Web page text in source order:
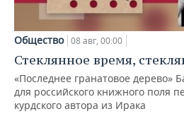
Общество 08 авг, 00:00
Стеклянное время,
«Последнее гранатовое дерево»
для российского книжного поля
курдского автора из Ирака